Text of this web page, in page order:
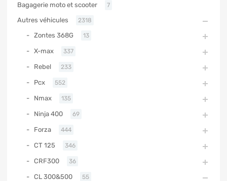
Bagagerie moto et scooter 7
Autres véhicules 2318
Zontes 368G 13
X-max 337
Rebel 233
Pcx 552
Nmax 135
Ninja 400 69
Forza 444
CT 125 346
CRF300 36
CL 300&500 55